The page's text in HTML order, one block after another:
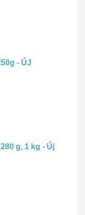
- ÚJ
g, 1 kg - Új